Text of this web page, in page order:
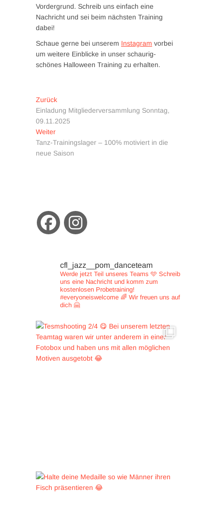
Vordergrund. Schreib uns einfach eine
Nachricht und sei beim nächsten Training
dabei!
Schaue gerne bei unserem Instagram vorbei
um weitere Einblicke in unser schaurig-
schönes Halloween Training zu erhalten.
Beitragsnavigation
ZurückVorheriger
Beitrag:
Einladung Mitgliederversammlung Sonntag,
09.11.2025
WeiterNächster
Beitrag:
Tanz-Trainingslager – 100% motiviert in die
neue Saison
cfl_jazz__pom_danceteam
Werde jetzt Teil unseres Teams 🩵 Schreib
uns eine Nachricht und komm zum
kostenlosen Probetraining!
#everyoneiswelcome 🌈 Wir freuen uns auf
dich 🤗